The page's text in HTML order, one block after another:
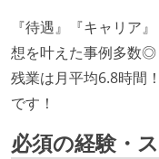
『待遇』『キャリア
想を叶えた事例多数◎
残業は月平均6.8時間
です！
必須の経験・